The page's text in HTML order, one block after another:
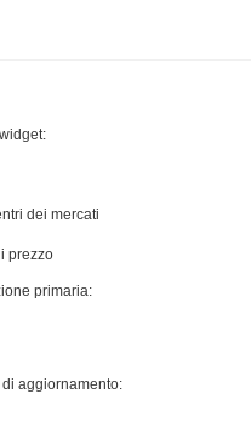
dei mercati
prezzo
primaria:
aggiornamento: